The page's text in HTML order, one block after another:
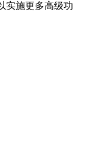
实施更多高级功